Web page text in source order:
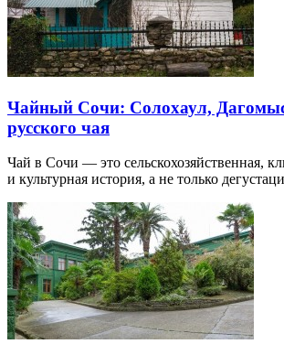
Чайный Сочи: Солохаул,
русского чая
Чай в Сочи — это сельскохозяйственная,
и культурная история, а не только